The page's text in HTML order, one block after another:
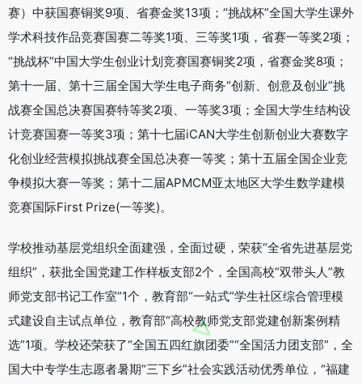
赛）中获国赛铜奖9项、省赛金奖13项；“挑战杯”全国大学生课外
学术科技作品竞赛国赛二等奖1项、三等奖1项，省赛一等奖2项；
“挑战杯”中国大学生创业计划竞赛国赛铜奖2项，省赛金奖8项；
第十一届、第十三届全国大学生电子商务“创新、创意及创业”挑
战赛全国总决赛国赛特等奖2项、一等奖3项；全国大学生结构设
计竞赛国赛一等奖3项；第十七届iCAN大学生创新创业大赛数字
化创业经营模拟挑战赛全国总决赛一等奖；第十五届全国企业竞
争模拟大赛一等奖；第十二届APMCM亚太地区大学生数学建模
竞赛国际First Prize(一等奖)。
学校推动基层党组织全面建强，全面过硬，荣获“全省先进基层党
组织”，获批全国党建工作样板支部2个，全国高校“双带头人”教
师党支部书记工作室”1个，教育部“一站式”学生社区综合管理模
式建设自主试点单位，教育部“高校教师党支部党建创新案例精
选”1项。学校还荣获了“全国五四红旗团委”“全国活力团支部”，全
国大中专学生志愿者暑期“三下乡”社会实践活动优秀单位，“福建